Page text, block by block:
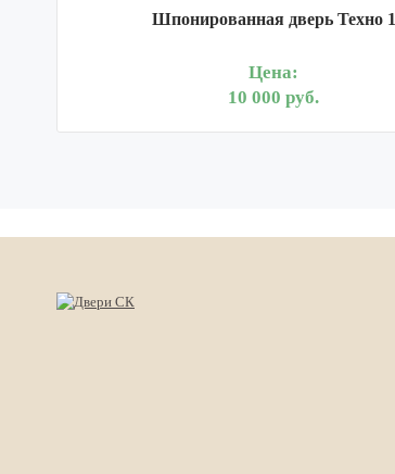
Шпонированная дверь Техно 1
Цена:
10 000 руб.